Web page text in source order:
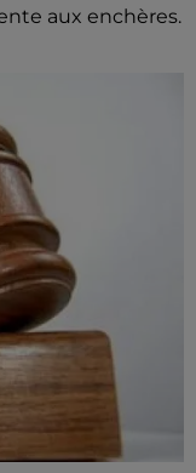
aux enchères.